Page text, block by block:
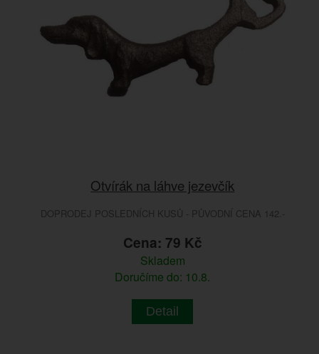
Otvírák na láhve jezevčík
DOPRODEJ POSLEDNÍCH KUSŮ - PŮVODNÍ CENA 142.-
Cena: 79 Kč
Skladem
Doručíme do: 10.8.
Detail